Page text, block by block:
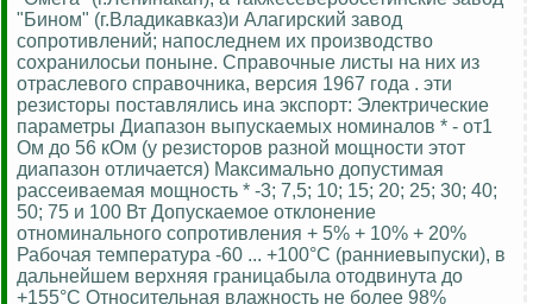
"Бином" (г.Владикавказ)и Алагирский завод
сопротивлений; напоследнем их производство
сохранилосьи поныне. Справочные листы на них из
отраслевого справочника, версия 1967 года . эти
резисторы поставлялись ина экспорт: Электрические
параметры Диапазон выпускаемых номиналов * - от1
Ом до 56 кОм (у резисторов разной мощности этот
диапазон отличается) Максимально допустимая
рассеиваемая мощность * -3; 7,5; 10; 15; 20; 25; 30; 40;
50; 75 и 100 Вт Допускаемое отклонение
отноминального сопротивления + 5% + 10% + 20%
Рабочая температура -60 ... +100°С (ранниевыпуски), в
дальнейшем верхняя границабыла отодвинута до
+155°С Относительная влажность не более 98%